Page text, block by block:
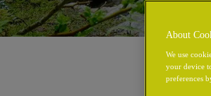
About
We use
your device
preferences